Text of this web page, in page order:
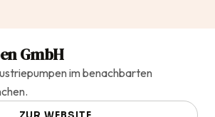
GmbH
im benachbarten